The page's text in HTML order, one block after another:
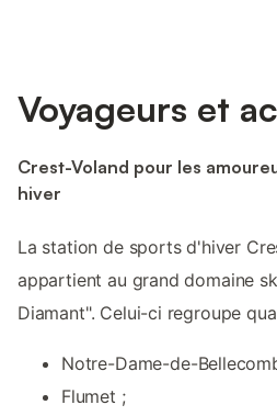
Voyageurs et
Crest-Voland pour les
hiver
La station de sports d'hiver
appartient au grand domaine
Diamant". Celui-ci regroupe
Notre-Dame-de-
Flumet ;